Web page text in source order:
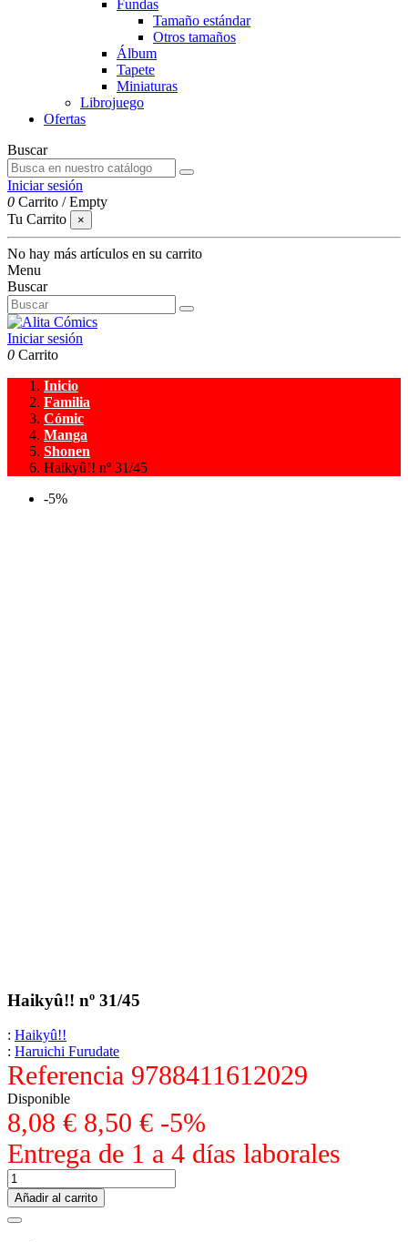
Fundas
Tamaño estándar
Otros tamaños
Álbum
Tapete
Miniaturas
Librojuego
Ofertas
Buscar
Iniciar sesión
0 Carrito /Empty
Tu Carrito
×
No hay más artículos en su carrito
Menu
Buscar
Iniciar sesión
0 Carrito
Inicio
Familia
Cómic
Manga
Shonen
Haikyû!! nº 31/45
-5%
Haikyû!! nº 31/45
: Haikyû!!
: Haruichi Furudate
Referencia 9788411612029
Disponible
8,08 € 8,50 € -5%
Entrega de 1 a 4 días laborales
Añadir al carrito